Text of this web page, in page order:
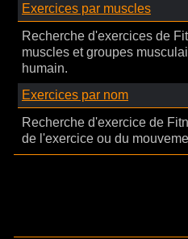
Exercices par muscles
Recherche d'exercices de
muscles et groupes
humain.
Exercices par nom
Recherche d'exercice de
de l'exercice ou du